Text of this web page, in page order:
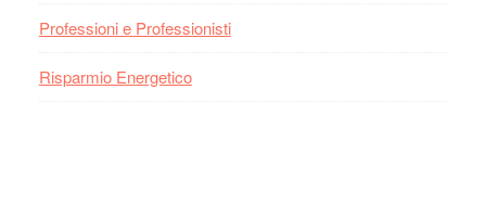
Professioni e Professionisti
Risparmio Energetico